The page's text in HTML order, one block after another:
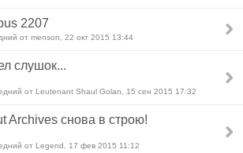
2207
от menson, 22 окт 2015 13:44
слушок...
от Leutenant Shaul Golan, 15 сен 2015 17:32
Archives снова в строю!
от Legend, 17 фев 2015 11:12